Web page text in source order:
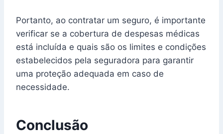
Portanto, ao contratar um seguro, é importante
verificar se a cobertura de despesas médicas
está incluída e quais são os limites e condições
estabelecidos pela seguradora para garantir
uma proteção adequada em caso de
necessidade.
Conclusão